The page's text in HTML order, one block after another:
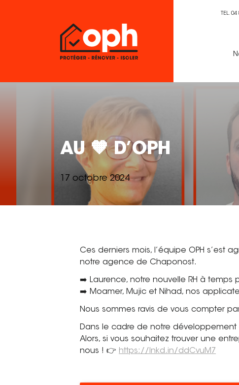
TEL.
AU 🧡 D’OPH
17 octobre 2024
Ces derniers mois, l’équipe OPH s’est
notre agence de Chaponost.
➡️ Laurence, notre nouvelle RH à temps
➡️ Moamer, Mujic et Nihad, nos
Nous sommes ravis de vous compter
Dans le cadre de notre
Alors, si vous souhaitez trouver une
nous ! 👉 https://lnkd.in/ddCvuM7